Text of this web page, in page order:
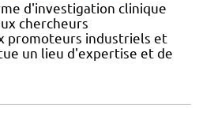
d'investigation clinique
chercheurs
promoteurs industriels et
un lieu d'expertise et de